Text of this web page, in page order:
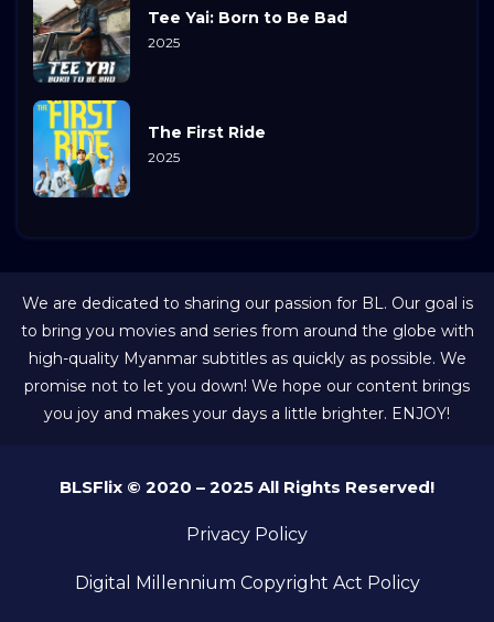
Tee Yai: Born to Be Bad
2025
The First Ride
2025
We are dedicated to sharing our passion for BL. Our goal is
to bring you movies and series from around the globe with
high-quality Myanmar subtitles as quickly as possible. We
promise not to let you down! We hope our content brings
you joy and makes your days a little brighter. ENJOY!
BLSFlix © 2020 – 2025 All Rights Reserved!
Privacy Policy
Digital Millennium Copyright Act Policy